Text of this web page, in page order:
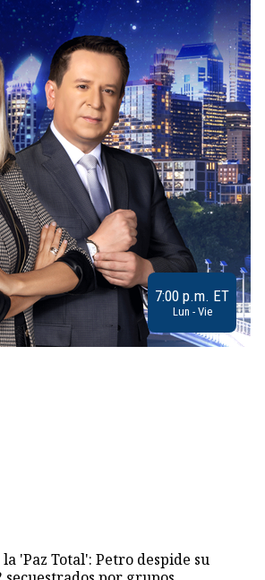
7:00 p.m. ET
Lun - Vie
'Paz Total': Petro despide su